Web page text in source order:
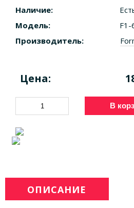
Наличие:
Модель:
F1-
Производитель:
Цена:
В
ОПИСАНИЕ